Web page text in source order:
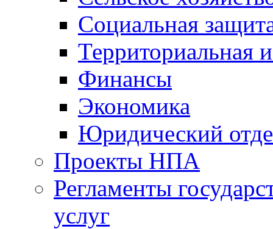
Социальная
Территориальная
Финансы
Экономика
Юридический
Проекты НПА
Регламенты
услуг